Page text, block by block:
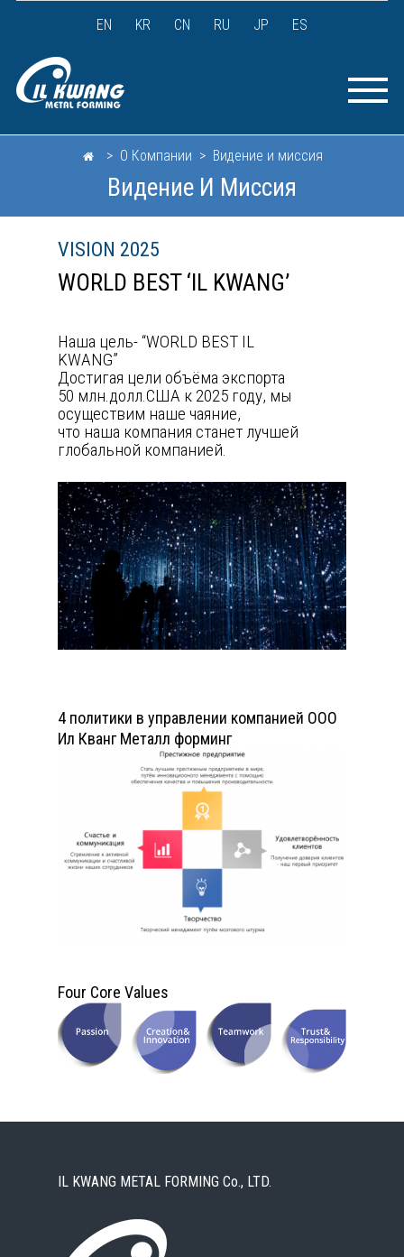
EN KR CN RU JP ES
> О Компании > Видение и миссия
Видение И Миссия
VISION 2025
WORLD BEST ‘IL KWANG’
Наша цель- “WORLD BEST IL
KWANG”
Достигая цели объёма экспорта
50 млн.долл.США к 2025 году, мы
осуществим наше чаяние,
что наша компания станет лучшей
глобальной компанией.
4 политики в управлении компанией OOO
Ил Кванг Металл форминг
Four Core Values
IL KWANG METAL FORMING Co., LTD.